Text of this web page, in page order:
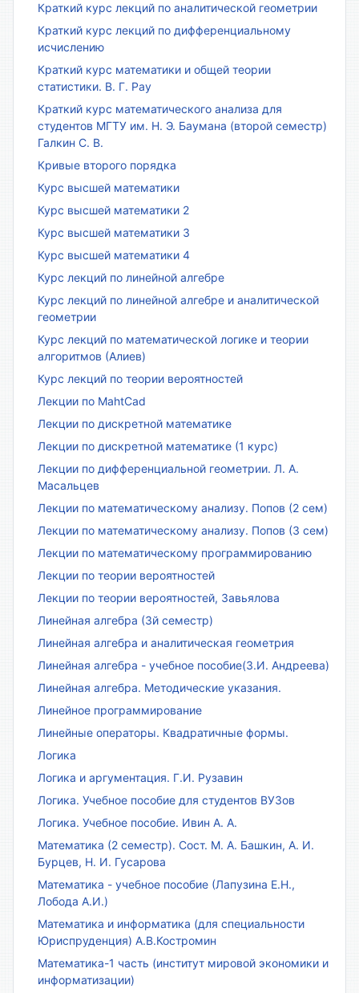
Краткий курс лекций по аналитической геометрии
Краткий курс лекций по дифференциальному
исчислению
Краткий курс математики и общей теории
статистики. В. Г. Рау
Краткий курс математического анализа для
студентов МГТУ им. Н. Э. Баумана (второй семестр)
Галкин С. В.
Кривые второго порядка
Курс высшей математики
Курс высшей математики 2
Курс высшей математики 3
Курс высшей математики 4
Курс лекций по линейной алгебре
Курс лекций по линейной алгебре и аналитической
геометрии
Курс лекций по математической логике и теории
алгоритмов (Алиев)
Курс лекций по теории вероятностей
Лекции по MahtCad
Лекции по дискретной математике
Лекции по дискретной математике (1 курс)
Лекции по дифференциальной геометрии. Л. А.
Масальцев
Лекции по математическому анализу. Попов (2 сем)
Лекции по математическому анализу. Попов (3 сем)
Лекции по математическому программированию
Лекции по теории вероятностей
Лекции по теории вероятностей, Завьялова
Линейная алгебра (3й семестр)
Линейная алгебра и аналитическая геометрия
Линейная алгебра - учебное пособие(З.И. Андреева)
Линейная алгебра. Методические указания.
Линейное программирование
Линейные операторы. Квадратичные формы.
Логика
Логика и аргументация. Г.И. Рузавин
Логика. Учебное пособие для студентов ВУЗов
Логика. Учебное пособие. Ивин А. А.
Математика (2 семестр). Сост. М. А. Башкин, А. И.
Бурцев, Н. И. Гусарова
Математика - учебное пособие (Лапузина Е.Н.,
Лобода А.И.)
Математика и информатика (для специальности
Юриспруденция) А.В.Костромин
Математика-1 часть (институт мировой экономики и
информатизации)